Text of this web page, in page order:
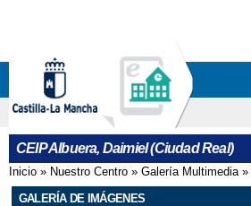
CEIP Albuera, Daimiel (Ciudad Real)
Se encuentra usted
Inicio » Nuestro Centro » Galería Multimedia»
GALERÍA DE IMÁGENES